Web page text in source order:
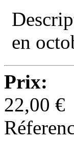
en
Prix:
22,00 €